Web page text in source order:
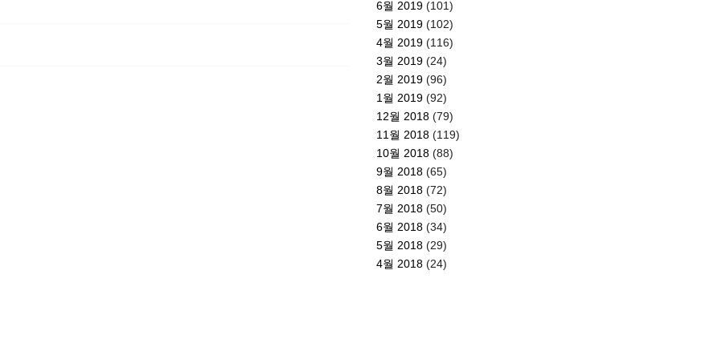
6월 2019 (101)
5월 2019 (102)
4월 2019 (116)
3월 2019 (24)
2월 2019 (96)
1월 2019 (92)
12월 2018 (79)
11월 2018 (119)
10월 2018 (88)
9월 2018 (65)
8월 2018 (72)
7월 2018 (50)
6월 2018 (34)
5월 2018 (29)
4월 2018 (24)